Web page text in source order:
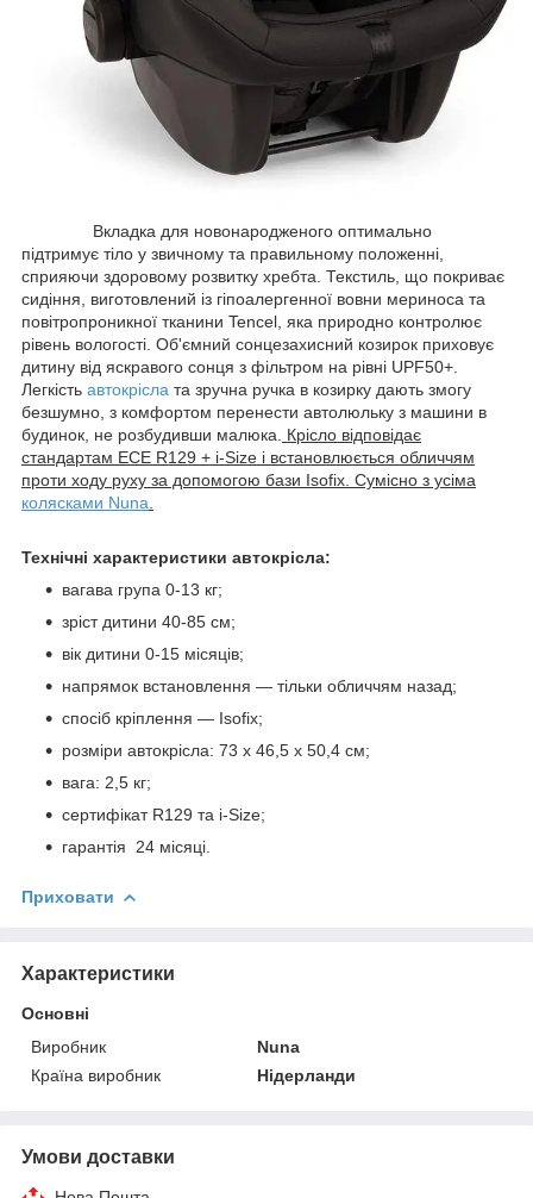
Вкладка для новонародженого оптимально
підтримує тіло у звичному та правильному положенні,
сприяючи здоровому розвитку хребта. Текстиль, що покриває
сидіння, виготовлений із гіпоалергенної вовни мериноса та
повітропроникної тканини Tencel, яка природно контролює
рівень вологості. Об'ємний сонцезахисний козирок приховує
дитину від яскравого сонця з фільтром на рівні UPF50+.
Легкість автокрісла та зручна ручка в козирку дають змогу
безшумно, з комфортом перенести автолюльку з машини в
будинок, не розбудивши малюка.
Крісло відповідає
стандартам ECE R129 + i-Size і встановлюється обличчям
проти ходу руху за допомогою бази Isofix. Сумісно з усіма
колясками Nuna
Технічні характеристики автокрісла:
вагава група 0-13 кг;
зріст дитини 40-85 см;
вік дитини 0-15 місяців;
напрямок встановлення — тільки обличчям назад;
спосіб кріплення — Isofix;
розміри автокрісла: 73 x 46,5 x 50,4 см;
вага: 2,5 кг;
сертифікат R129 та i-Size;
гарантія 24 місяці.
Приховати
Характеристики
Основні
Виробник
Nuna
Країна виробник
Нідерланди
Умови доставки